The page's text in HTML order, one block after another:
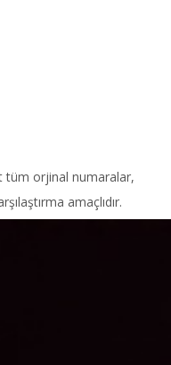
tüm orjinal numaralar,
amaçlıdır.